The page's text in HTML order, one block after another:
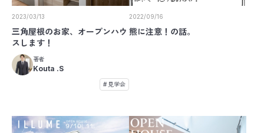
2023/03/13
三角屋根のお家、オープンハウ
スします！
著者
Kouta .S
見学会
2022/09/16
熊に注意！の話。